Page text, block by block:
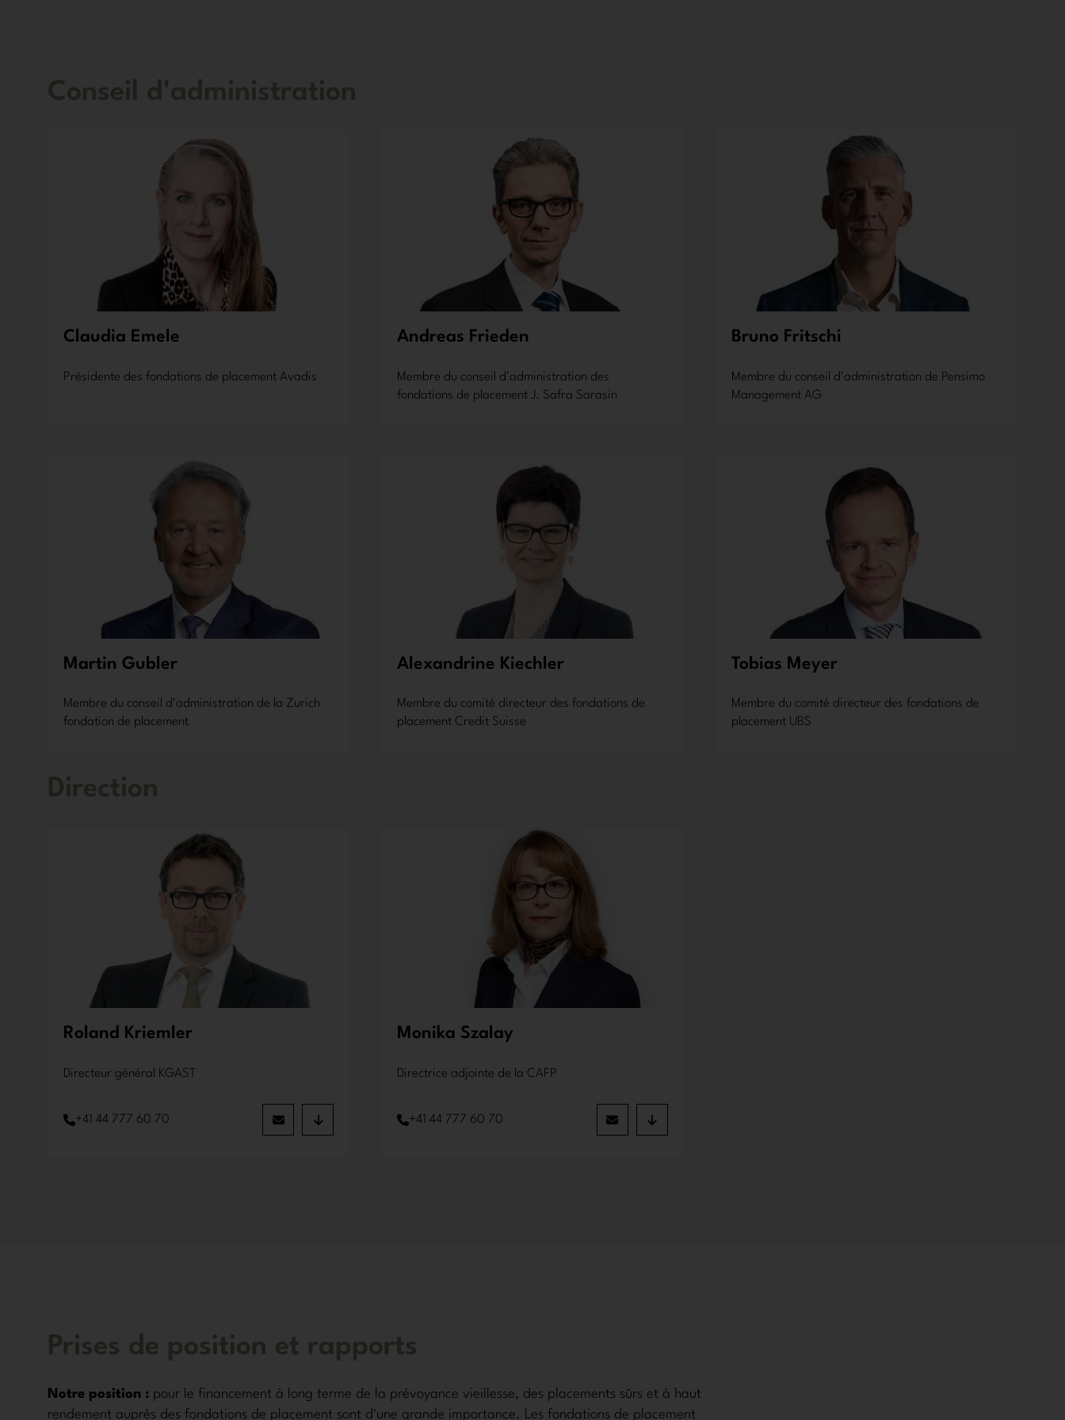
Conseil d'administration
Claudia Emele
Présidente des fondations de placement Avadis
Andreas Frieden
Membre du conseil d'administration des
fondations de placement J. Safra Sarasin
Bruno Fritschi
Membre du conseil d'administration de Pensimo
Management AG
Martin Gubler
Membre du conseil d'administration de la Zurich
fondation de placement
Alexandrine Kiechler
Membre du comité directeur des fondations de
placement Credit Suisse
Tobias Meyer
Membre du comité directeur des fondations de
placement UBS
Direction
Roland Kriemler
Directeur général KGAST
+41 44 777 60 70
Monika Szalay
Directrice adjointe de la CAFP
+41 44 777 60 70
Prises de position et rapports
Notre position : pour le financement à long terme de la prévoyance vieillesse, des placements sûrs et à haut
rendement auprès des fondations de placement sont d'une grande importance. Les fondations de placement